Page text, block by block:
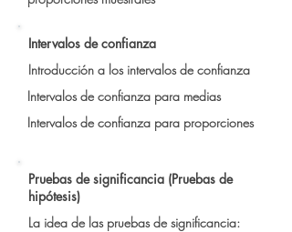
Intervalos de confianza
Introducción a los intervalos de confianza
Intervalos de confianza para medias
Intervalos de confianza para proporciones
Pruebas de significancia (Pruebas de
hipótesis)
La idea de las pruebas de significancia: